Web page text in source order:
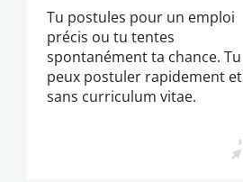
Tu postules pour un emploi
précis ou tu tentes
spontanément ta chance. Tu
peux postuler rapidement et
sans curriculum vitae.